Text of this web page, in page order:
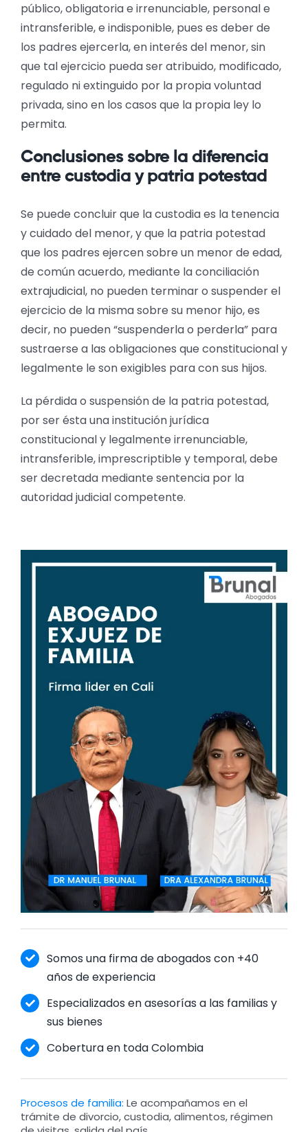
público, obligatoria e irrenunciable, personal e
intransferible, e indisponible, pues es deber de
los padres ejercerla, en interés del menor, sin
que tal ejercicio pueda ser atribuido, modificado,
regulado ni extinguido por la propia voluntad
privada, sino en los casos que la propia ley lo
permita.
Conclusiones sobre la diferencia
entre custodia y patria potestad
Se puede concluir que la custodia es la tenencia
y cuidado del menor, y que la patria potestad
que los padres ejercen sobre un menor de edad,
de común acuerdo, mediante la conciliación
extrajudicial, no pueden terminar o suspender el
ejercicio de la misma sobre su menor hijo, es
decir, no pueden “suspenderla o perderla” para
sustraerse a las obligaciones que constitucional y
legalmente le son exigibles para con sus hijos.
La pérdida o suspensión de la patria potestad,
por ser ésta una institución jurídica
constitucional y legalmente irrenunciable,
intransferible, imprescriptible y temporal, debe
ser decretada mediante sentencia por la
autoridad judicial competente.
Somos una firma de abogados con +40
años de experiencia
Especializados en asesorías a las familias y
sus bienes
Cobertura en toda Colombia
Procesos de familia: Le acompañamos en el
trámite de divorcio, custodia, alimentos, régimen